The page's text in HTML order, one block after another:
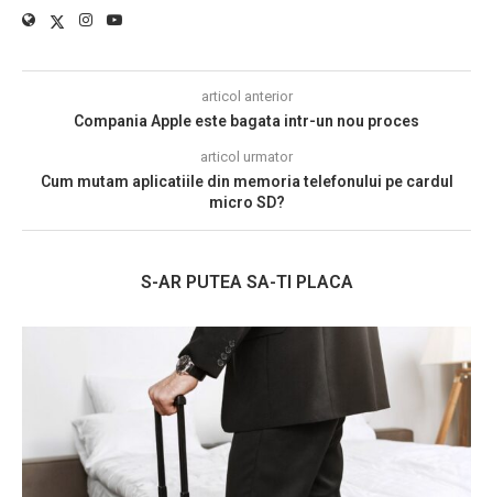
articol anterior
Compania Apple este bagata intr-un nou proces
articol urmator
Cum mutam aplicatiile din memoria telefonului pe cardul
micro SD?
S-AR PUTEA SA-TI PLACA